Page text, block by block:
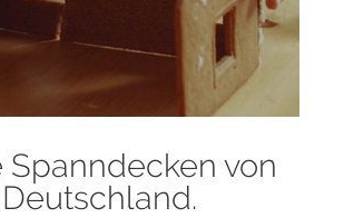
Spanndecken von